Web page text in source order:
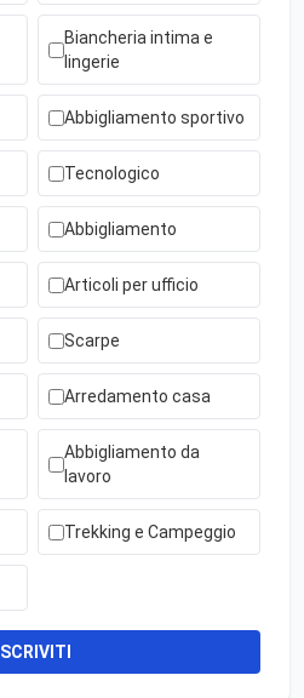
Biancheria intima e
lingerie
Abbigliamento sportivo
Tecnologico
Abbigliamento
Articoli per ufficio
Scarpe
Arredamento casa
Abbigliamento da
lavoro
Trekking e Campeggio
ISCRIVITI